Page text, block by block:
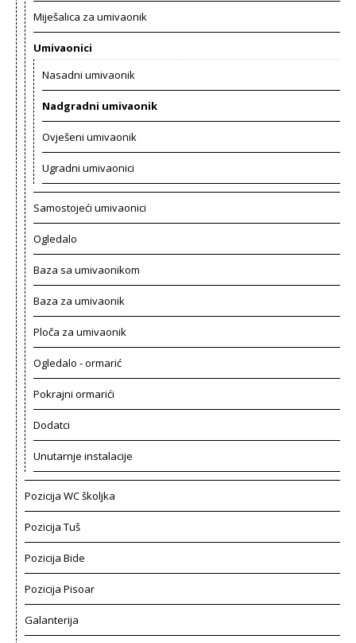
Miješalica za umivaonik
Umivaonici
Nasadni umivaonik
Nadgradni umivaonik
Ovješeni umivaonik
Ugradni umivaonici
Samostojeći umivaonici
Ogledalo
Baza sa umivaonikom
Baza za umivaonik
Ploča za umivaonik
Ogledalo - ormarić
Pokrajni ormarići
Dodatci
Unutarnje instalacije
Pozicija WC školjka
Pozicija Tuš
Pozicija Bide
Pozicija Pisoar
Galanterija